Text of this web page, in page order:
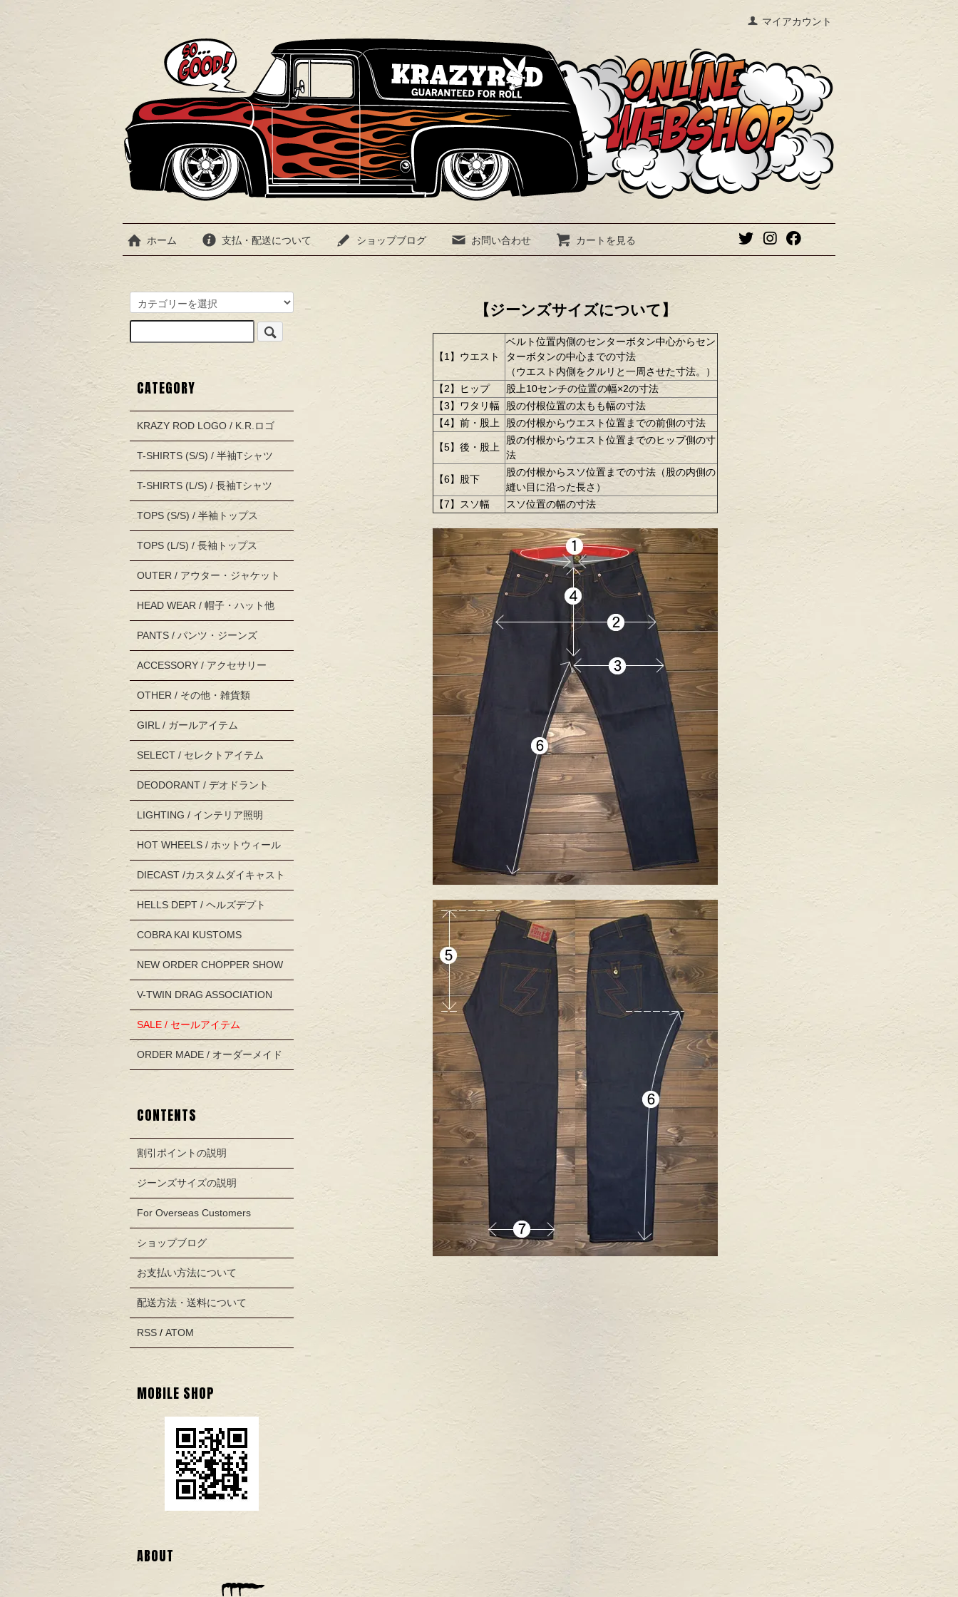
マイアカウント
ホーム 支払・配送について ショップブログ お問い合わせ カートを見る
【ジーンズサイズについて】
【1】ウエスト
ベルト位置内側のセンターボタン中心からセン
ターボタンの中心までの寸法
（ウエスト内側をクルリと一周させた寸法。）
【2】ヒップ
股上10センチの位置の幅×2の寸法
【3】ワタリ幅
股の付根位置の太もも幅の寸法
【4】前・股上
股の付根からウエスト位置までの前側の寸法
【5】後・股上
股の付根からウエスト位置までのヒップ側の寸
法
【6】股下
股の付根からスソ位置までの寸法（股の内側の
縫い目に沿った長さ）
【7】スソ幅
スソ位置の幅の寸法
CATEGORY
KRAZY ROD LOGO / K.R.ロゴ
T-SHIRTS (S/S) / 半袖Tシャツ
T-SHIRTS (L/S) / 長袖Tシャツ
TOPS (S/S) / 半袖トップス
TOPS (L/S) / 長袖トップス
OUTER / アウター・ジャケット
HEAD WEAR / 帽子・ハット他
PANTS / パンツ・ジーンズ
ACCESSORY / アクセサリー
OTHER / その他・雑貨類
GIRL / ガールアイテム
SELECT / セレクトアイテム
DEODORANT / デオドラント
LIGHTING / インテリア照明
HOT WHEELS / ホットウィール
DIECAST /カスタムダイキャスト
HELLS DEPT / ヘルズデプト
COBRA KAI KUSTOMS
NEW ORDER CHOPPER SHOW
V-TWIN DRAG ASSOCIATION
SALE / セールアイテム
ORDER MADE / オーダーメイド
CONTENTS
割引ポイントの説明
ジーンズサイズの説明
For Overseas Customers
ショップブログ
お支払い方法について
配送方法・送料について
RSS / ATOM
MOBILE SHOP
ABOUT